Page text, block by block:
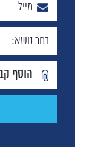
הוסף